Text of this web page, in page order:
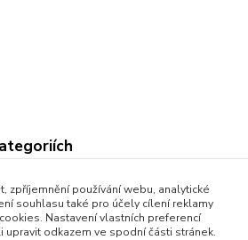
zpříjemnění používání webu, analytické
souhlasu také pro účely cílení reklamy
Nastavení vlastních preferencí
upravit odkazem ve spodní části stránek.